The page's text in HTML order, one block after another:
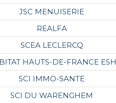
JSC MENUISERIE
REALFA
SCEA LECLERCQ
HAUTS-DE-FRANCE ESH
SCI IMMO-SANTE
SCI DU WARENGHEM